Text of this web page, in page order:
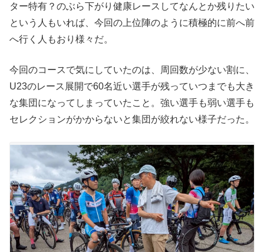
ター特有？のぶら下がり健康レースしてなんとか残りたい
という人もいれば、今回の上位陣のように積極的に前へ前
へ行く人もおり様々だ。
今回のコースで気にしていたのは、周回数が少ない割に、
U23のレース展開で60名近い選手が残っていつまでも大き
な集団になってしまっていたこと。強い選手も弱い選手も
セレクションがかからないと集団が絞れない様子だった。